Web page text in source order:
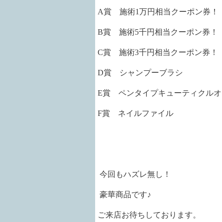
A賞 施術1万円相当クーポン券！
B賞 施術5千円相当クーポン券！
C賞 施術3千円相当クーポン券！
D賞 シャンプーブラシ
E賞 ペンタイプキューティクル
F賞 ネイルファイル
今回もハズレ無し！
豪華商品です♪
ご来店お待ちしております。